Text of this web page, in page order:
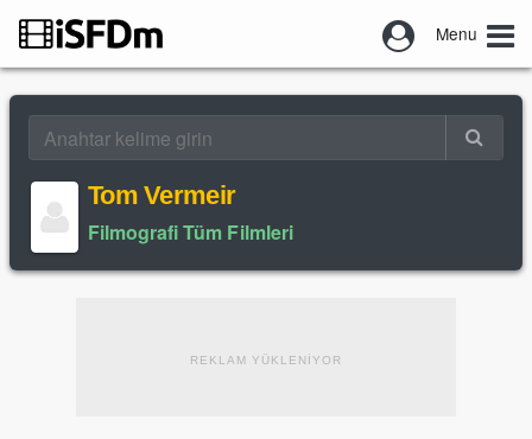
Menu
Tom Vermeir
Filmografi Tüm Filmleri
REKLAM YÜKLENİYOR